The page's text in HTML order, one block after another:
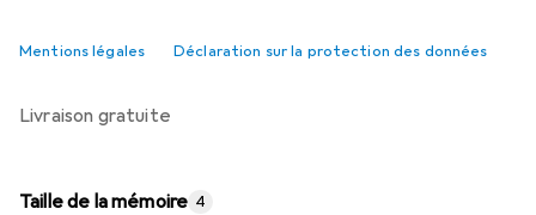
Mentions légales Déclaration sur la protection des données
Comparer Ajouter à la liste
livraison gratuite
Taille de la mémoire 4